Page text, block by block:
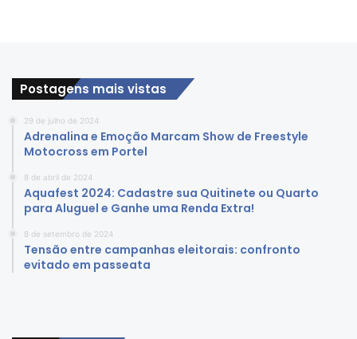
Postagens mais vistas
29 de julho de 2024
Adrenalina e Emoção Marcam Show de Freestyle
Motocross em Portel
8 de abril de 2024
Aquafest 2024: Cadastre sua Quitinete ou Quarto
para Aluguel e Ganhe uma Renda Extra!
8 de setembro de 2024
Tensão entre campanhas eleitorais: confronto
evitado em passeata